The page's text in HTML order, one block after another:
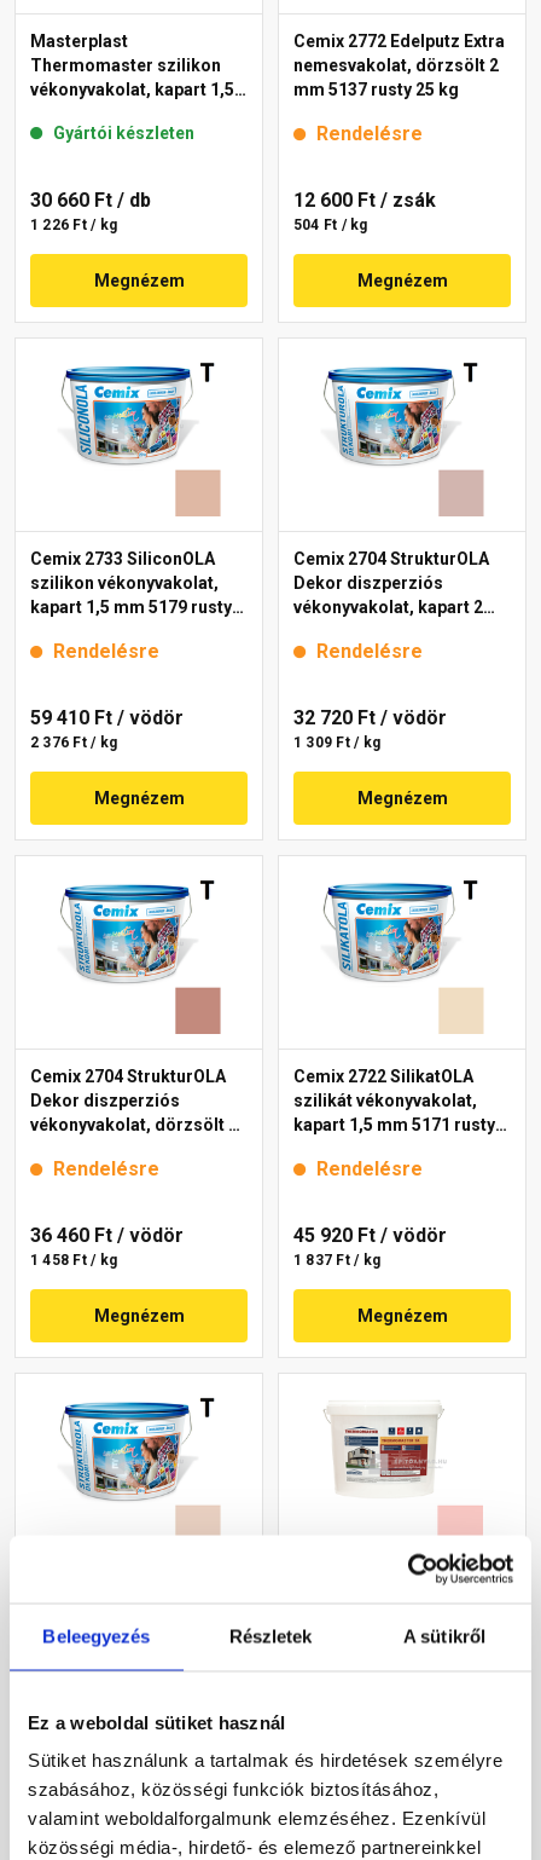
Beleegyezés Részletek A sütikről
Ez a weboldal sütiket használ
Sütiket használunk a tartalmak és hirdetések személyre
szabásához, közösségi funkciók biztosításához,
valamint weboldalforgalmunk elemzéséhez. Ezenkívül
közösségi média-, hirdető- és elemező partnereinkkel
Masterplast
Thermomaster szilikon
vékonyvakolat, kapart 1,5
Gyártói készleten
30 660 Ft / db
1 226 Ft / kg
Megnézem
Cemix 2772 Edelputz Extra
nemesvakolat, dörzsölt 2
mm 5137 rusty 25 kg
Rendelésre
12 600 Ft / zsák
504 Ft / kg
Megnézem
Cemix 2733 SiliconOLA
szilikon vékonyvakolat,
kapart 1,5 mm 5179 rusty
Rendelésre
59 410 Ft / vödör
2 376 Ft / kg
Megnézem
Cemix 2704 StrukturOLA
Dekor diszperziós
vékonyvakolat, kapart 2
Rendelésre
32 720 Ft / vödör
1 309 Ft / kg
Megnézem
Cemix 2704 StrukturOLA
Dekor diszperziós
vékonyvakolat, dörzsölt 2
Rendelésre
36 460 Ft / vödör
1 458 Ft / kg
Megnézem
Cemix 2722 SilikatOLA
szilikát vékonyvakolat,
kapart 1,5 mm 5171 rusty
Rendelésre
45 920 Ft / vödör
1 837 Ft / kg
Megnézem
vékonyvakolat, kapart 1,5
mm 5177 rusty 25 kg
36 460 Ft/ vödör
vékonyvakolat, kapart 1,5
30 660 Ft/ db